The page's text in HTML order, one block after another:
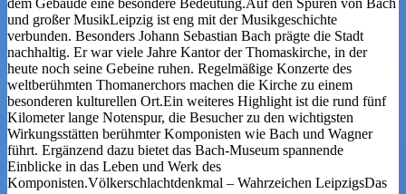
und großer MusikLeipzig ist eng mit der Musikgeschichte
verbunden. Besonders Johann Sebastian Bach prägte die Stadt
nachhaltig. Er war viele Jahre Kantor der Thomaskirche, in der
heute noch seine Gebeine ruhen. Regelmäßige Konzerte des
weltberühmten Thomanerchors machen die Kirche zu einem
besonderen kulturellen Ort.Ein weiteres Highlight ist die rund fünf
Kilometer lange Notenspur, die Besucher zu den wichtigsten
Wirkungsstätten berühmter Komponisten wie Bach und Wagner
führt. Ergänzend dazu bietet das Bach-Museum spannende
Einblicke in das Leben und Werk des
Komponisten.Völkerschlachtdenkmal – Wahrzeichen LeipzigsDas